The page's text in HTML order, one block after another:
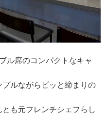
ル席のコンパクトなキャ
ルながらピッと締まりの
も元フレンチシェフらし